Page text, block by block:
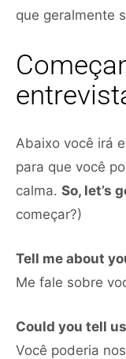
que geralmente
Abaixo você irá
para que você
calma. So, let’s
começar?)
Tell me about
Me fale sobre
Could you tell
Você poderia